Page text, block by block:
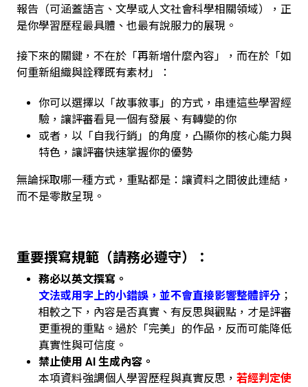
報告（可涵蓋語言、文學或人文社會科學相關領域），正
是你學習歷程最具體、也最有說服力的展現。
接下來的關鍵，不在於「再新增什麼內容」，而在於「如
何重新組織與詮釋既有素材」：
你可以選擇以「故事敘事」的方式，串連這些學習經
驗，讓評審看見一個有發展、有轉變的你
或者，以「自我行銷」的角度，凸顯你的核心能力與
特色，讓評審快速掌握你的優勢
無論採取哪一種方式，重點都是：讓資料之間彼此連結，
而不是零散呈現。
重要撰寫規範（請務必遵守）：
務必以英文撰寫。
文法或用字上的小錯誤，並不會直接影響整體評分 ；
相較之下，內容是否真實、有反思與觀點，才是評審
更重視的重點。過於「完美」的作品，反而可能降低
真實性與可信度。
禁止使用 AI 生成內容。
本項資料強調個人學習歷程與真實反思， 若經判定使